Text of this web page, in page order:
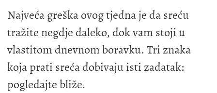
Najveća greška ovog tjedna je da sreću
tražite negdje daleko, dok vam stoji u
vlastitom dnevnom boravku. Tri znaka
koja prati sreća dobivaju isti zadatak:
pogledajte bliže.